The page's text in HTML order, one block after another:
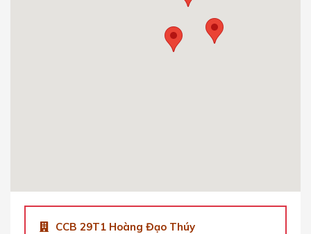
Tòa nhà 29T1, Hoàng Đạo Thúy, Trung Hòa,
Cầu Giấy, Hà Nội, Việt Nam.
CCB 29T1 Hoàng Đạo Thúy